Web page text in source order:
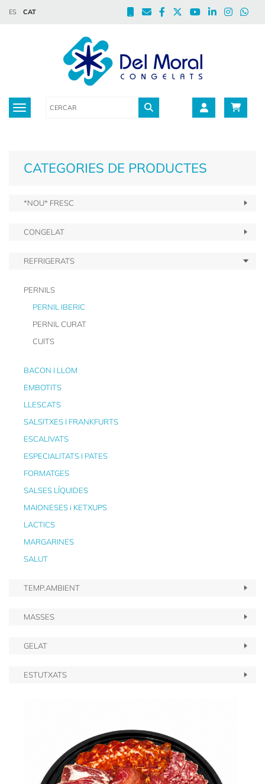
ES CAT
Toggle navigation
CATEGORIES DE PRODUCTES
*NOU* FRESC
CONGELAT
REFRIGERATS
PERNILS
PERNIL IBERIC
PERNIL CURAT
CUITS
BACON I LLOM
EMBOTITS
LLESCATS
SALSITXES I FRANKFURTS
ESCALIVATS
ESPECIALITATS I PATES
FORMATGES
SALSES LÍQUIDES
MAIONESES i KETXUPS
LACTICS
MARGARINES
SALUT
TEMP.AMBIENT
MASSES
GELAT
ESTUTXATS